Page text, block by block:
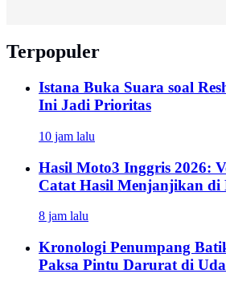
Terpopuler
Istana Buka Suara soal
Ini Jadi Prioritas
10 jam lalu
Hasil Moto3 Inggris 2026:
Catat Hasil Menjanjikan di
8 jam lalu
Kronologi Penumpang
Paksa Pintu Darurat di